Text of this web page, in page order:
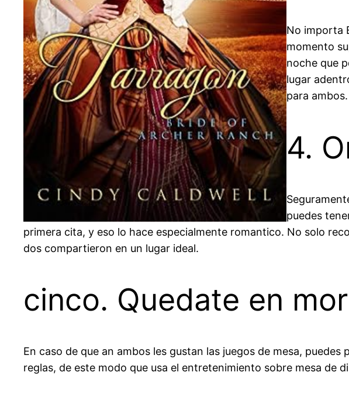
No importa
momento
noche que
lugar
para
4.
puedes
primera cita, y eso lo hace especialmente romantico. No solo
dos compartieron en un lugar ideal.
cinco. Quedate en
En caso de que an ambos les gustan las juegos de mesa,
reglas, de este modo que usa el entretenimiento sobre mesa de